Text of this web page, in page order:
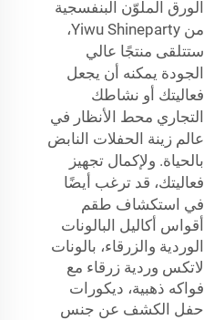
الورق الملوّن البنفسجية
من Yiwu Shineparty،
ستتلقى منتجًا عالي
الجودة يمكنه أن يجعل
فعاليتك أو نشاطك
التجاري محط الأنظار في
عالم زينة الحفلات النابض
بالحياة. ولإكمال تجهيز
فعاليتك، قد ترغب أيضًا
في استكشاف طقم
أقواس أكاليل البالونات
الوردية والزرقاء، بالونات
لاتكس وردية زرقاء مع
فواكه ذهبية، ديكورات
حفل الكشف عن جنس